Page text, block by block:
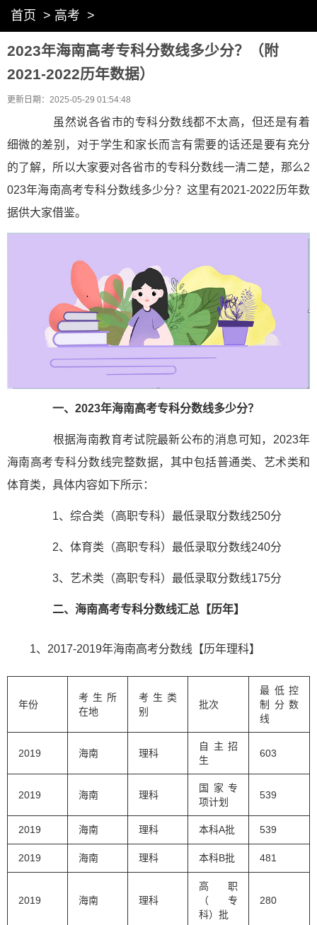
首页 > 高考 >
2023年海南高考专科分数线多少分？（附
2021-2022历年数据）
更新日期：2025-05-29 01:54:48
虽然说各省市的专科分数线都不太高，但还是有着
细微的差别，对于学生和家长而言有需要的话还是要有充分
的了解，所以大家要对各省市的专科分数线一清二楚，那么2
023年海南高考专科分数线多少分？这里有2021-2022历年数
据供大家借鉴。
一、2023年海南高考专科分数线多少分？
根据海南教育考试院最新公布的消息可知，2023年
海南高考专科分数线完整数据，其中包括普通类、艺术类和
体育类，具体内容如下所示：
1、综合类（高职专科）最低录取分数线250分
2、体育类（高职专科）最低录取分数线240分
3、艺术类（高职专科）最低录取分数线175分
二、海南高考专科分数线汇总【历年】
1、2017-2019年海南高考分数线【历年理科】
年份
考生所
在地
考生类
别
批次
最低控
制分数
线
2019 海南 理科
自主招
生
603
2019 海南 理科
国家专
项计划
539
2019 海南 理科 本科A批 539
2019 海南 理科 本科B批 481
2019 海南 理科
高职
（专
科）批
280